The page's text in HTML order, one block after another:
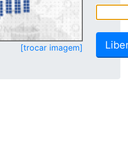
[trocar imagem]